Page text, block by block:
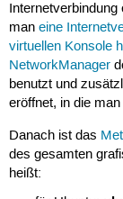
Internetverbindung
man eine
virtuellen Konsole
NetworkManager
benutzt und
eröffnet, in die
Danach ist das
des gesamten
heißt: